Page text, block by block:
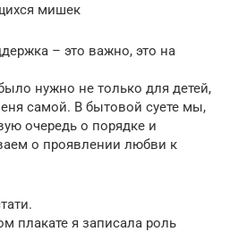
мишек
– это важно, это на
нужно не только для детей,
самой. В бытовой суете мы,
очередь о порядке и
о проявлении любви к
плакате я записала роль